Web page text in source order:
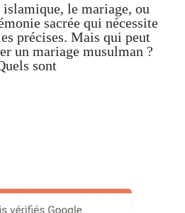
le mariage, ou
sacrée qui nécessite
précises. Mais qui peut
un mariage musulman ?
sont